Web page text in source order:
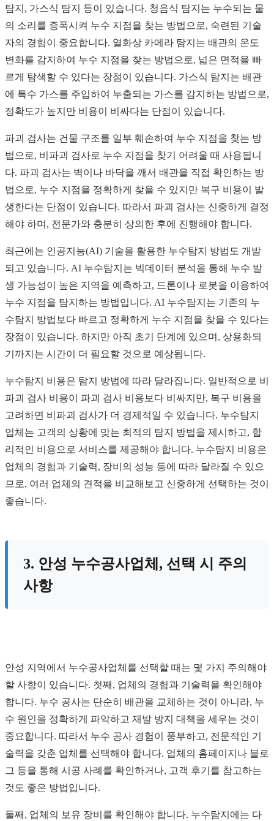
탐지, 가스식 탐지 등이 있습니다. 청음식 탐지는 누수되는 물
의 소리를 증폭시켜 누수 지점을 찾는 방법으로, 숙련된 기술
자의 경험이 중요합니다. 열화상 카메라 탐지는 배관의 온도
변화를 감지하여 누수 지점을 찾는 방법으로, 넓은 면적을 빠
르게 탐색할 수 있다는 장점이 있습니다. 가스식 탐지는 배관
에 특수 가스를 주입하여 누출되는 가스를 감지하는 방법으로,
정확도가 높지만 비용이 비싸다는 단점이 있습니다.
파괴 검사는 건물 구조를 일부 훼손하여 누수 지점을 찾는 방
법으로, 비파괴 검사로 누수 지점을 찾기 어려울 때 사용됩니
다. 파괴 검사는 벽이나 바닥을 깨서 배관을 직접 확인하는 방
법으로, 누수 지점을 정확하게 찾을 수 있지만 복구 비용이 발
생한다는 단점이 있습니다. 따라서 파괴 검사는 신중하게 결정
해야 하며, 전문가와 충분히 상의한 후에 진행해야 합니다.
최근에는 인공지능(AI) 기술을 활용한 누수탐지 방법도 개발
되고 있습니다. AI 누수탐지는 빅데이터 분석을 통해 누수 발
생 가능성이 높은 지역을 예측하고, 드론이나 로봇을 이용하여
누수 지점을 탐지하는 방법입니다. AI 누수탐지는 기존의 누
수탐지 방법보다 빠르고 정확하게 누수 지점을 찾을 수 있다는
장점이 있습니다. 하지만 아직 초기 단계에 있으며, 상용화되
기까지는 시간이 더 필요할 것으로 예상됩니다.
누수탐지 비용은 탐지 방법에 따라 달라집니다. 일반적으로 비
파괴 검사 비용이 파괴 검사 비용보다 비싸지만, 복구 비용을
고려하면 비파괴 검사가 더 경제적일 수 있습니다. 누수탐지
업체는 고객의 상황에 맞는 최적의 탐지 방법을 제시하고, 합
리적인 비용으로 서비스를 제공해야 합니다. 누수탐지 비용은
업체의 경험과 기술력, 장비의 성능 등에 따라 달라질 수 있으
므로, 여러 업체의 견적을 비교해보고 신중하게 선택하는 것이
좋습니다.
3. 안성 누수공사업체, 선택 시 주의
사항
안성 지역에서 누수공사업체를 선택할 때는 몇 가지 주의해야
할 사항이 있습니다. 첫째, 업체의 경험과 기술력을 확인해야
합니다. 누수 공사는 단순히 배관을 교체하는 것이 아니라, 누
수 원인을 정확하게 파악하고 재발 방지 대책을 세우는 것이
중요합니다. 따라서 누수 공사 경험이 풍부하고, 전문적인 기
술력을 갖춘 업체를 선택해야 합니다. 업체의 홈페이지나 블로
그 등을 통해 시공 사례를 확인하거나, 고객 후기를 참고하는
것도 좋은 방법입니다.
둘째, 업체의 보유 장비를 확인해야 합니다. 누수탐지에는 다